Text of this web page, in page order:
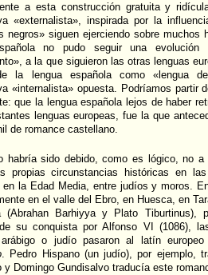
a esta construcción gratuita y
«externalista», inspirada por la
negros» siguen ejerciendo sobre muchos
no pudo seguir una evolución
a la que siguieron las otras lenguas
la lengua española como «lengua
«internalista» opuesta. Podríamos partir
que la lengua española lejos de haber
lenguas europeas, fue la que
de romance castellano.
habría sido debido, como es lógico, no a
propias circunstancias históricas en
en la Edad Media, entre judíos y moros.
en el valle del Ebro, en Huesca, en
(Abrahan Barhiyya y Plato Tiburtinus),
su conquista por Alfonso VI (1086),
o judío pasaron al latín
. Pedro Hispano (un judío), por ejemplo,
y Domingo Gundisalvo traducía este